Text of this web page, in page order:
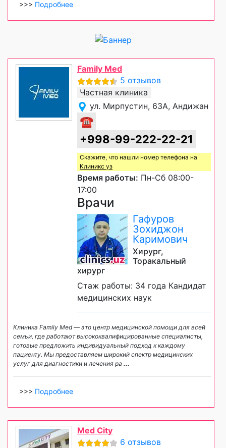
>>> Подробнее
Family Med
5 отзывов
Частная клиника
ул. Мирпустин, 63А, Андижан
☎
+998-99-222-22-21
Скажите, что нашли номер телефона на
Клиникс уз
Время работы: Пн-Сб 08:00-
17:00
Врачи
Гафуров
Зохиджон
Каримович
Хирург,
Торакальный
хирург
Стаж работы: 34 года Кандидат
медицинских наук
Клиника Family Med — это центр медицинской помощи для всей
семьи, где работают высококвалифицированные специалисты,
готовые предложить индивидуальный подход к каждому
пациенту. Мы предоставляем широкий спектр медицинских
услуг для диагностики и лечения ра ...
>>> Подробнее
Med City
6 отзывов